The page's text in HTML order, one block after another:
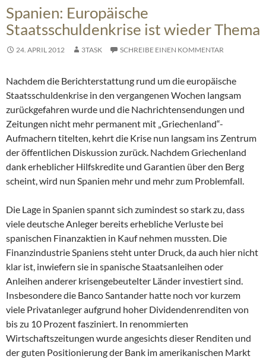
Spanien: Europäische
Staatsschuldenkrise ist wieder Thema
24. APRIL 2012 3TASK SCHREIBE EINEN KOMMENTAR
Nachdem die Berichterstattung rund um die europäische
Staatsschuldenkrise in den vergangenen Wochen langsam
zurückgefahren wurde und die Nachrichtensendungen und
Zeitungen nicht mehr permanent mit „Griechenland“-
Aufmachern titelten, kehrt die Krise nun langsam ins Zentrum
der öffentlichen Diskussion zurück. Nachdem Griechenland
dank erheblicher Hilfskredite und Garantien über den Berg
scheint, wird nun Spanien mehr und mehr zum Problemfall.
Die Lage in Spanien spannt sich zumindest so stark zu, dass
viele deutsche Anleger bereits erhebliche Verluste bei
spanischen Finanzaktien in Kauf nehmen mussten. Die
Finanzindustrie Spaniens steht unter Druck, da auch hier nicht
klar ist, inwiefern sie in spanische Staatsanleihen oder
Anleihen anderer krisengebeutelter Länder investiert sind.
Insbesondere die Banco Santander hatte noch vor kurzem
viele Privatanleger aufgrund hoher Dividendenrenditen von
bis zu 10 Prozent fasziniert. In renommierten
Wirtschaftszeitungen wurde angesichts dieser Renditen und
der guten Positionierung der Bank im amerikanischen Markt